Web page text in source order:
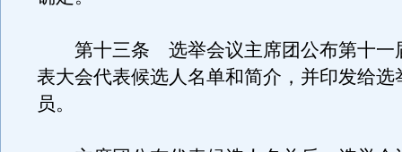
第十三条 选举会议主席团公布第十一
表大会代表候选人名单和简介，并印发给选
员。